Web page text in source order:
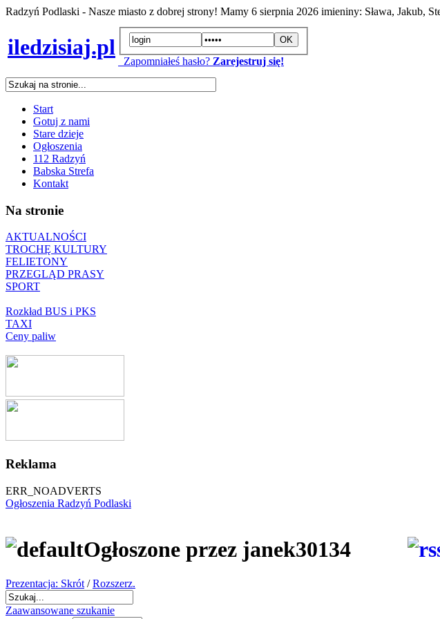
Radzyń Podlaski - Nasze miasto z dobrej strony! Mamy 6 sierpnia 2026 imieniny: Sława, Jakub,
iledzisiaj.pl
Zapomniałeś hasło? Zarejestruj się!
Start
Gotuj z nami
Stare dzieje
Ogłoszenia
112 Radzyń
Babska Strefa
Kontakt
Na stronie
AKTUALNOŚCI
TROCHĘ KULTURY
FELIETONY
PRZEGLĄD PRASY
SPORT
Rozkład BUS i PKS
TAXI
Ceny paliw
Reklama
ERR_NOADVERTS
Ogłoszenia Radzyń Podlaski
Ogłoszone przez janek30134
Prezentacja: Skrót /Rozszerz.
Zaawansowane szukanie